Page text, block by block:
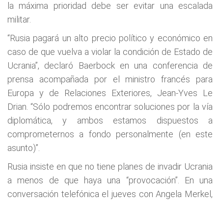
la máxima prioridad debe ser evitar una escalada
militar.
“Rusia pagará un alto precio político y económico en
caso de que vuelva a violar la condición de Estado de
Ucrania”, declaró Baerbock en una conferencia de
prensa acompañada por el ministro francés para
Europa y de Relaciones Exteriores, Jean-Yves Le
Drian. “Sólo podremos encontrar soluciones por la vía
diplomática, y ambos estamos dispuestos a
comprometernos a fondo personalmente (en este
asunto)”.
Rusia insiste en que no tiene planes de invadir Ucrania
a menos de que haya una “provocación”. En una
conversación telefónica el jueves con Angela Merkel,